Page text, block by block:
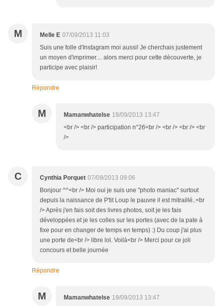
M Melle E 07/09/2013 11:03
Suis une folle d'Instagram moi aussi! Je cherchais justement
un moyen d'imprimer.... alors merci pour cette découverte, je
participe avec plaisir!
Répondre
M Mamanwhatelse 19/09/2013 13:47
<br /> <br /> participation n°26<br /> <br /> <br /> <br
/>
C Cynthia Porquet 07/09/2013 09:06
Bonjour ^^<br /> Moi oui je suis une "photo maniac" surtout
depuis la naissance de P'tit Loup le pauvre il est mitraillé..<br
/> Après j'en fais soit des livres photos, soit je les fais
développées et je les colles sur les portes (avec de la pate à
fixe pour en changer de temps en temps) :) Du coup j'ai plus
une porte de<br /> libre lol. Voilà<br /> Merci pour ce joli
concours et belle journée
Répondre
M Mamanwhatelse 19/09/2013 13:47